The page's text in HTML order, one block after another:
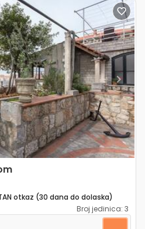
Next
otkaz (30 dana do dolaska)
Broj jedinica: 3
A-26127-a